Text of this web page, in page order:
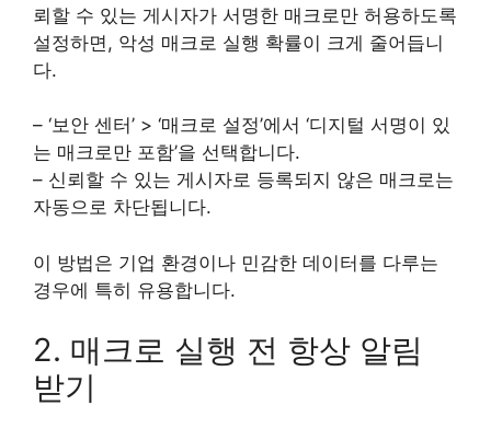
뢰할 수 있는 게시자가 서명한 매크로만 허용하도록
설정하면, 악성 매크로 실행 확률이 크게 줄어듭니
다.
– ‘보안 센터’ > ‘매크로 설정’에서 ‘디지털 서명이 있
는 매크로만 포함’을 선택합니다.
– 신뢰할 수 있는 게시자로 등록되지 않은 매크로는
자동으로 차단됩니다.
이 방법은 기업 환경이나 민감한 데이터를 다루는
경우에 특히 유용합니다.
2. 매크로 실행 전 항상 알림
받기